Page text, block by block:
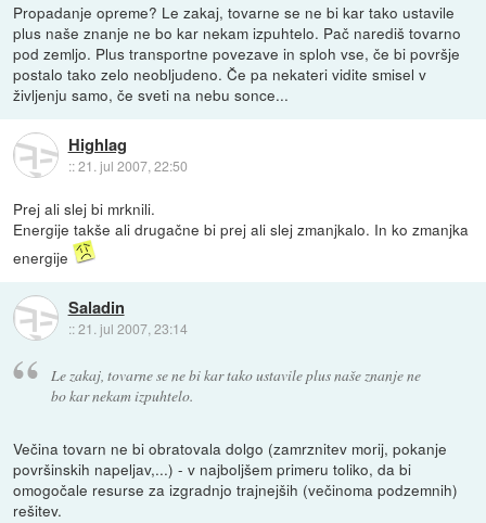
Propadanje opreme? Le zakaj, tovarne se ne bi kar tako ustavile
plus naše znanje ne bo kar nekam izpuhtelo. Pač narediš tovarno
pod zemljo. Plus transportne povezave in sploh vse, če bi površje
postalo tako zelo neobljudeno. Če pa nekateri vidite smisel v
življenju samo, če sveti na nebu sonce...
Highlag
::21. jul 2007, 22:50
Prej ali slej bi mrknili.
Energije takše ali drugačne bi prej ali slej zmanjkalo. In ko zmanjka
energije
Saladin
::21. jul 2007, 23:14
Le zakaj, tovarne se ne bi kar tako ustavile plus naše znanje ne
bo kar nekam izpuhtelo.
Večina tovarn ne bi obratovala dolgo (zamrznitev morij, pokanje
površinskih napeljav,...) - v najboljšem primeru toliko, da bi
omogočale resurse za izgradnjo trajnejših (večinoma podzemnih)
rešitev.